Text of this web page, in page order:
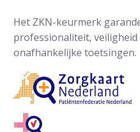
Het ZKN-keurmerk
professionaliteit,
onafhankelijke toetsingen.